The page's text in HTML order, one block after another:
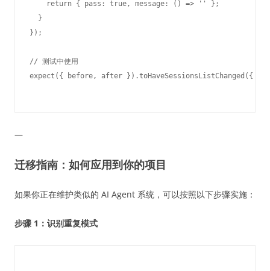
    return { pass: true, message: () => '' };
  }
});
// 测试中使用
—
迁移指南：如何应用到你的项目
如果你正在维护类似的 AI Agent 系统，可以按照以下步骤实施：
步骤 1：识别重复模式